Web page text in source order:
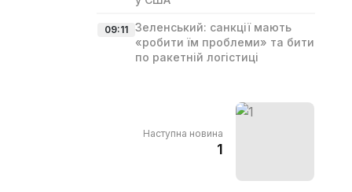
09:11 Зеленський: санкції мають
«робити їм проблеми» та бити
по ракетній логістиці
Наступна новина
1